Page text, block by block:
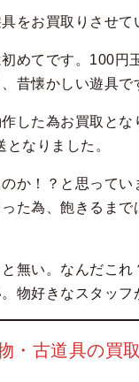
をお買取りさせて
めてです。100円
昔懐かしい遊具で
した為お買取と
なりました。
か！？と思って
た為、飽きるま
無い。なんだこ
物好きなスタッフ
古道具の買